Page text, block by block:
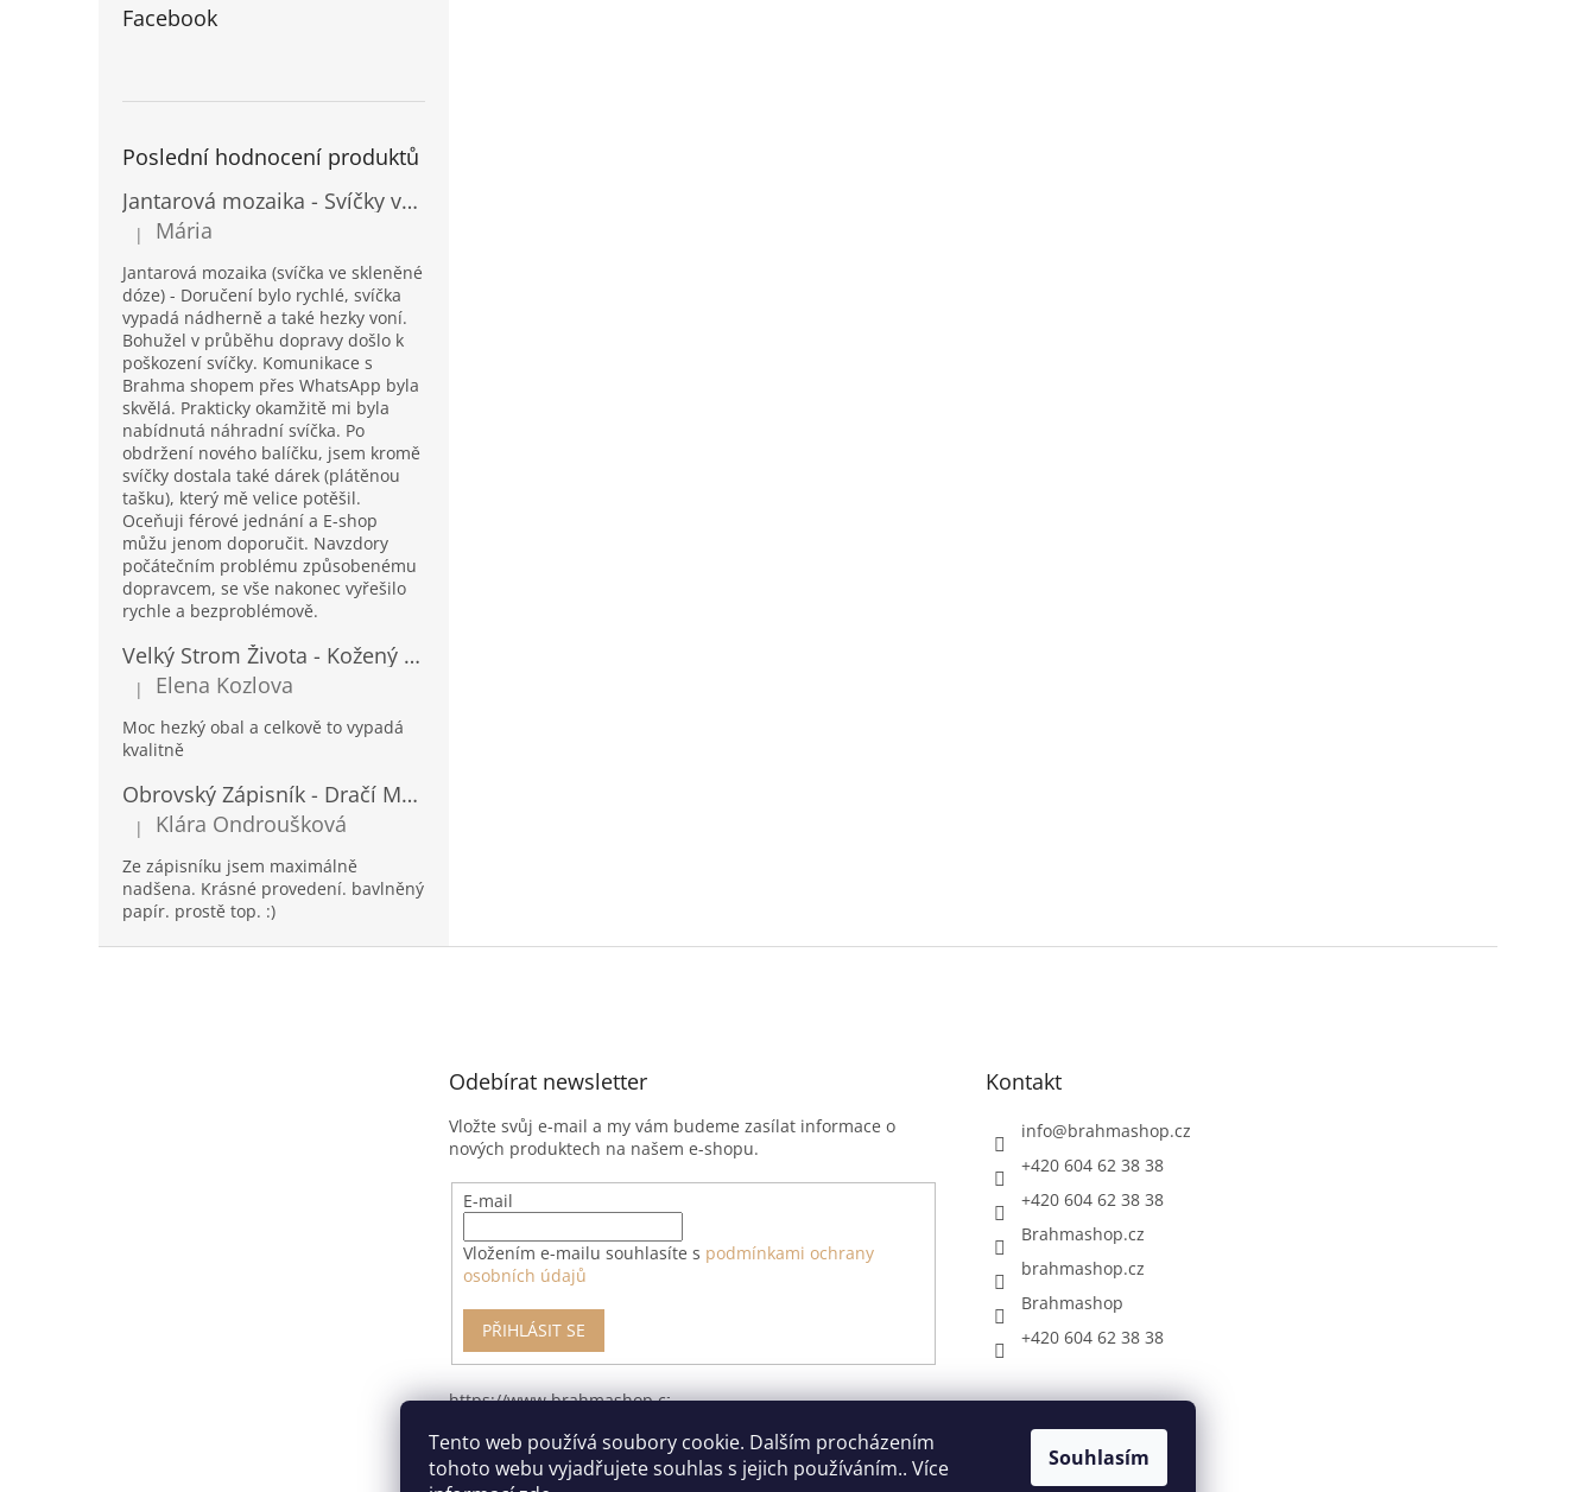
Tento web používá soubory cookie. Dalším procházením
tohoto webu vyjadřujete souhlas s jejich používáním.. Více
Souhlasím
Facebook
Poslední hodnocení produktů
Jantarová mozaika - Svíčky ve skleněných dózách - Vysoké
Hodnocení produktu je 5 z 5 hvězdiček.
| Mária
Jantarová mozaika (svíčka ve skleněné
dóze) - Doručení bylo rychlé, svíčka
vypadá nádherně a také hezky voní.
Bohužel v průběhu dopravy došlo k
poškození svíčky. Komunikace s
Brahma shopem přes WhatsApp byla
skvělá. Prakticky okamžitě mi byla
nabídnutá náhradní svíčka. Po
obdržení nového balíčku, jsem kromě
svíčky dostala také dárek (plátěnou
tašku), který mě velice potěšil.
Oceňuji férové jednání a E-shop
můžu jenom doporučit. Navzdory
počátečním problému způsobenému
dopravcem, se vše nakonec vyřešilo
rychle a bezproblémově.
Velký Strom Života - Kožený Zápisník se Šňůrkou a Kamínkem - 20x16x2cm - 160 Stran
Hodnocení produktu je 5 z 5 hvězdiček.
| Elena Kozlova
Moc hezký obal a celkově to vypadá
kvalitně
Obrovský Zápisník - Dračí Mandala s Chakra Kameny - 100 Stran - 25x34cm
Hodnocení produktu je 5 z 5 hvězdiček.
| Klára Ondroušková
Ze zápisníku jsem maximálně
nadšena. Krásné provedení. bavlněný
papír. prostě top. :)
Odebírat newsletter
Vložte svůj e-mail a my vám budeme zasílat informace o
nových produktech na našem e-shopu.
E-mail
Vložením e-mailu souhlasíte s podmínkami ochrany
osobních údajů
PŘIHLÁSIT SE
Kontakt
info@brahmashop.cz
+420 604 62 38 38
+420 604 62 38 38
Brahmashop.cz
brahmashop.cz
Brahmashop
+420 604 62 38 38
https://www.brahmashop.cz/formular-
smlouvy/